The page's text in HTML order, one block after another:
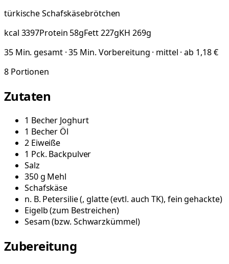
türkische Schafskäsebrötchen
kcal 3397Protein 58gFett227gKH 269g
35 Min. gesamt · 35 Min. Vorbereitung · mittel · ab 1,18 €
8 Portionen
Zutaten
1 Becher Joghurt
1 Becher Öl
2 Eiweiße
1 Pck. Backpulver
Salz
350g Mehl
Schafskäse
n. B. Petersilie(, glatte (evtl. auch TK), fein gehackte)
Eigelb(zum Bestreichen)
Sesam (bzw. Schwarzkümmel)
Zubereitung